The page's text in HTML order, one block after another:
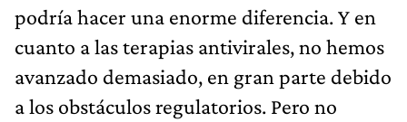
podría hacer una enorme diferencia. Y en
cuanto a las terapias antivirales, no hemos
avanzado demasiado, en gran parte debido
a los obstáculos regulatorios. Pero no